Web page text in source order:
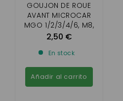
GOUJON DE ROUE
AVANT MICROCAR
MGO 1/2/3/4/6, M8,
F8C , FLEX ,LIGIER IXO.
DUÉ FIRST, 2 ,3,6
2,50 €
En stock
Añadir al carrito